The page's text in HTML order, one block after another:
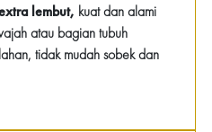
lembut, kuat dan alami
atau bagian tubuh
tidak mudah sobek dan